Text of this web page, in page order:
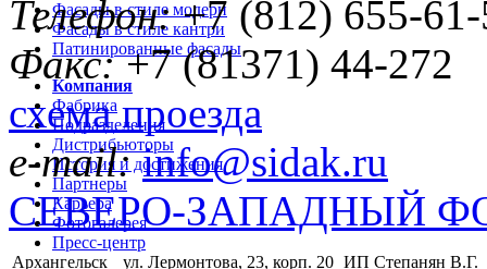
Фасады в стиле модерн
Фасады в стиле кантри
Патинированные фасады
Компания
Фабрика
Подразделения
Дистрибьюторы
История и достижения
Партнеры
Карьера
Фотогалерея
Пресс-центр
Телефон:+7 (812) 655-
Факс:+7 (81371) 44-272
схема проезда
e-mail: info@sidak.ru
СЕВЕРО-ЗАПАДНЫЙ
Архангельск ул. Лермонтова, 23, корп. 20 ИП Степанян В.Г.